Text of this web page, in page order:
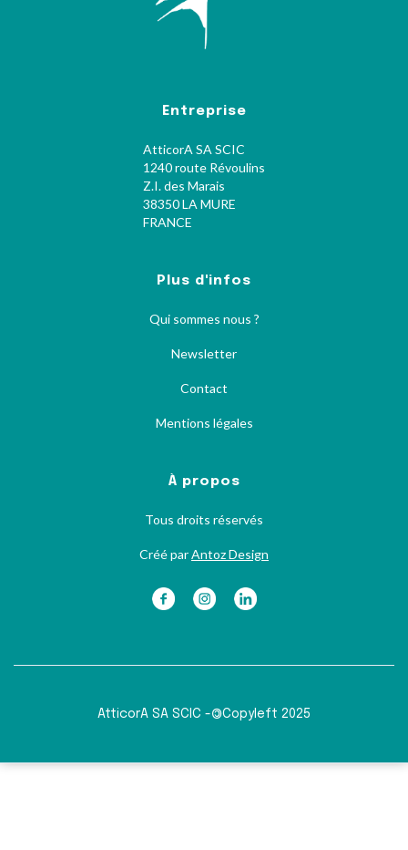
Entreprise
AtticorA SA SCIC
1240 route Révoulins
Z.I. des Marais
38350 LA MURE
FRANCE
Plus d'infos
Qui sommes nous ?
Newsletter
Contact
Mentions légales
À propos
Tous droits réservés
Créé parAntoz Design
AtticorA SA SCIC -©Copyleft 2025